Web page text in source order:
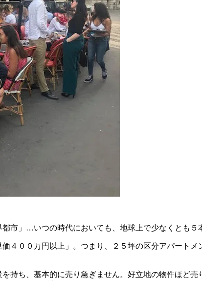
市」…いつの時代においても、地球上で少なくとも５
４００万円以上」。つまり、２５坪の区分アパート
持ち、基本的に売り急ぎません。好立地の物件ほど